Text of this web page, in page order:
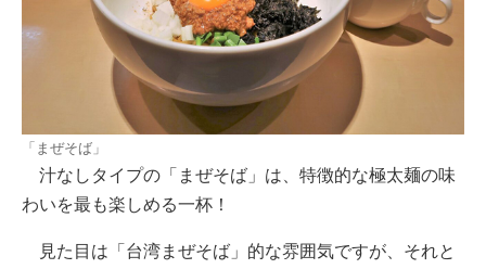
「まぜそば」
汁なしタイプの「まぜそば」は、特徴的な極太麺の味
わいを最も楽しめる一杯！
見た目は「台湾まぜそば」的な雰囲気ですが、それと